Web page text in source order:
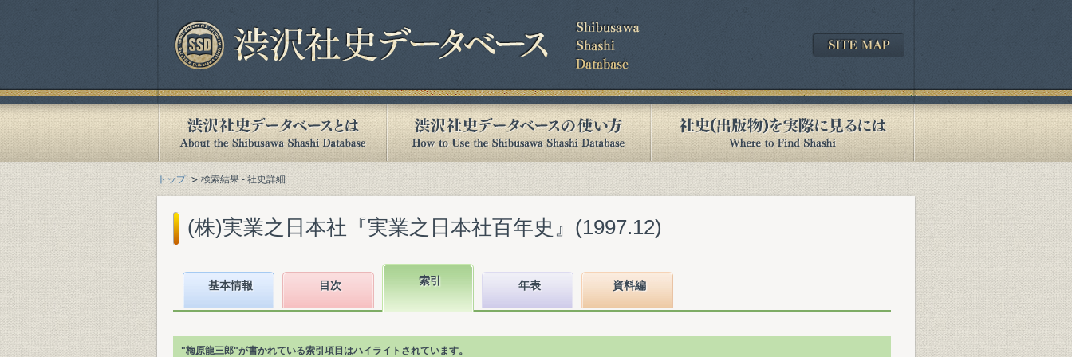
トップ 検索結果 - 社史詳細
(株)実業之日本社『実業之日本社百年史』(1997.12)
基本情報 目次 索引 年表 資料編
"梅原龍三郎"が書かれている索引項目はハイライトされています。